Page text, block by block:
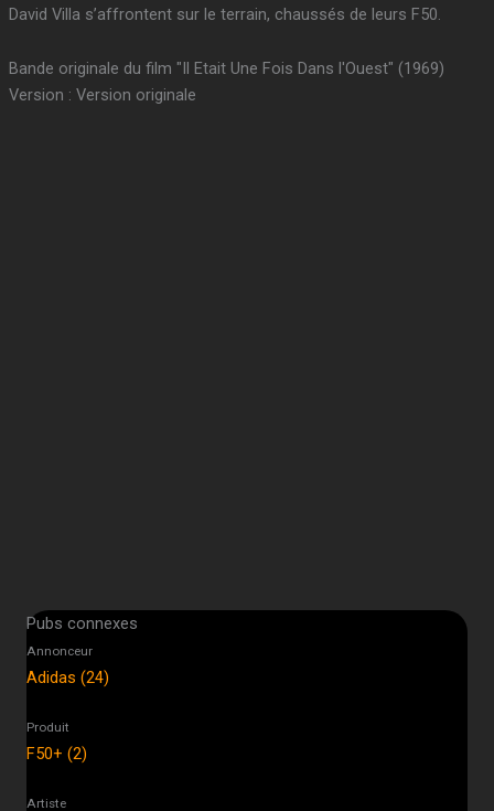
David Villa s’affrontent sur le terrain, chaussés de leurs F50.
Bande originale du film "Il Etait Une Fois Dans l'Ouest" (1969)
Version : Version originale
Pubs connexes
Annonceur
Adidas (24)
Produit
F50+ (2)
Artiste